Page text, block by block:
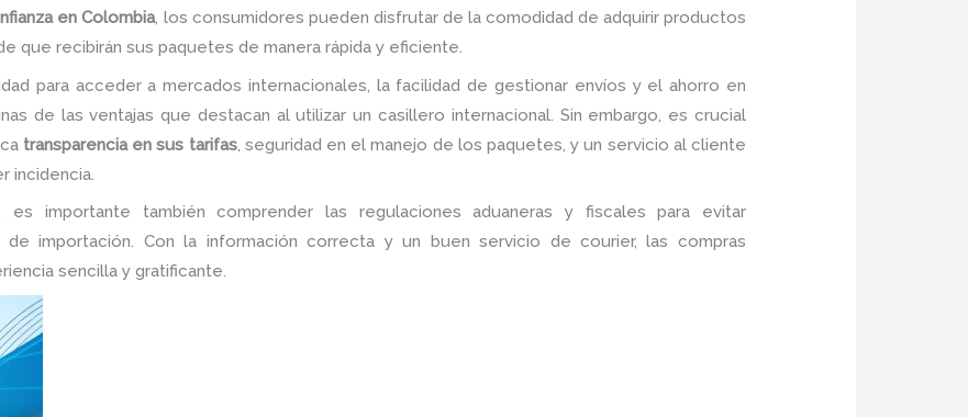
en Colombia, los consumidores pueden disfrutar de la comodidad de adquirir productos
que recibirán sus paquetes de manera rápida y eficiente.
para acceder a mercados internacionales, la facilidad de gestionar envíos y el ahorro en
de las ventajas que destacan al utilizar un casillero internacional. Sin embargo, es crucial
transparencia en sus tarifas, seguridad en el manejo de los paquetes, y un servicio al cliente
incidencia.
importante también comprender las regulaciones aduaneras y fiscales para evitar
importación. Con la información correcta y un buen servicio de courier, las compras
sencilla y gratificante.